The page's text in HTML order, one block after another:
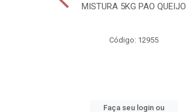
MISTURA 5KG PAO QUEIJO
Código: 12955
Faça seu login ou